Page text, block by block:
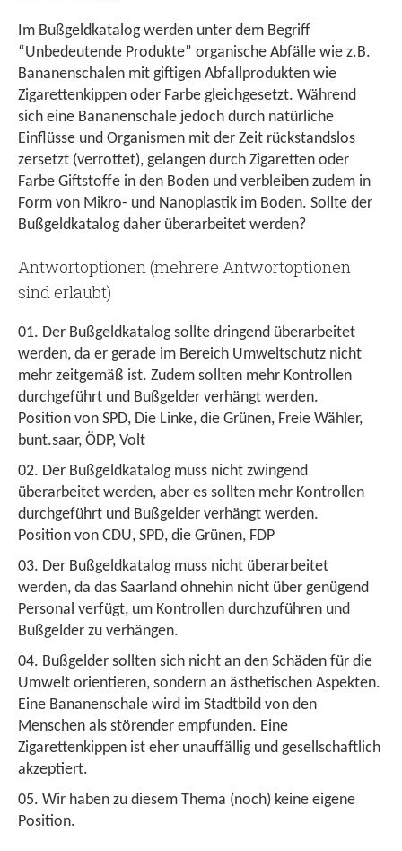
Im Bußgeldkatalog werden unter dem Begriff
“Unbedeutende Produkte” organische Abfälle wie z.B.
Bananenschalen mit giftigen Abfallprodukten wie
Zigarettenkippen oder Farbe gleichgesetzt. Während
sich eine Bananenschale jedoch durch natürliche
Einflüsse und Organismen mit der Zeit rückstandslos
zersetzt (verrottet), gelangen durch Zigaretten oder
Farbe Giftstoffe in den Boden und verbleiben zudem in
Form von Mikro- und Nanoplastik im Boden. Sollte der
Bußgeldkatalog daher überarbeitet werden?
Antwortoptionen (mehrere Antwortoptionen
sind erlaubt)
Der Bußgeldkatalog sollte dringend überarbeitet
werden, da er gerade im Bereich Umweltschutz nicht
mehr zeitgemäß ist. Zudem sollten mehr Kontrollen
durchgeführt und Bußgelder verhängt werden.
Position von SPD, Die Linke, die Grünen, Freie Wähler,
bunt.saar, ÖDP, Volt
Der Bußgeldkatalog muss nicht zwingend
überarbeitet werden, aber es sollten mehr Kontrollen
durchgeführt und Bußgelder verhängt werden.
Position von CDU, SPD, die Grünen, FDP
Der Bußgeldkatalog muss nicht überarbeitet
werden, da das Saarland ohnehin nicht über genügend
Personal verfügt, um Kontrollen durchzuführen und
Bußgelder zu verhängen.
Bußgelder sollten sich nicht an den Schäden für die
Umwelt orientieren, sondern an ästhetischen Aspekten.
Eine Bananenschale wird im Stadtbild von den
Menschen als störender empfunden. Eine
Zigarettenkippen ist eher unauffällig und gesellschaftlich
akzeptiert.
Wir haben zu diesem Thema (noch) keine eigene
Position.